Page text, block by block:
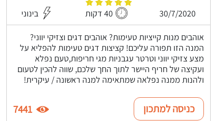
30/7/2020 40 דקות בינוני
אוהבים מנות קייציות טעימות? אוהבים דגים וצזיקי יווני?
המנה הזו תפורה עליכם! קציצות דגים טעימות להפליא על
מצע צזיקי יווני וטרטר עגבניות מגי חריפות,טעם נפלא
ועקיצה של חריף היישר לתוך החך שלכם, שווה להכין לטעום
ולהנות ממנה נפלאה שמתאימה למנה ראשונה / עיקרית!
כניסה למתכון 7441